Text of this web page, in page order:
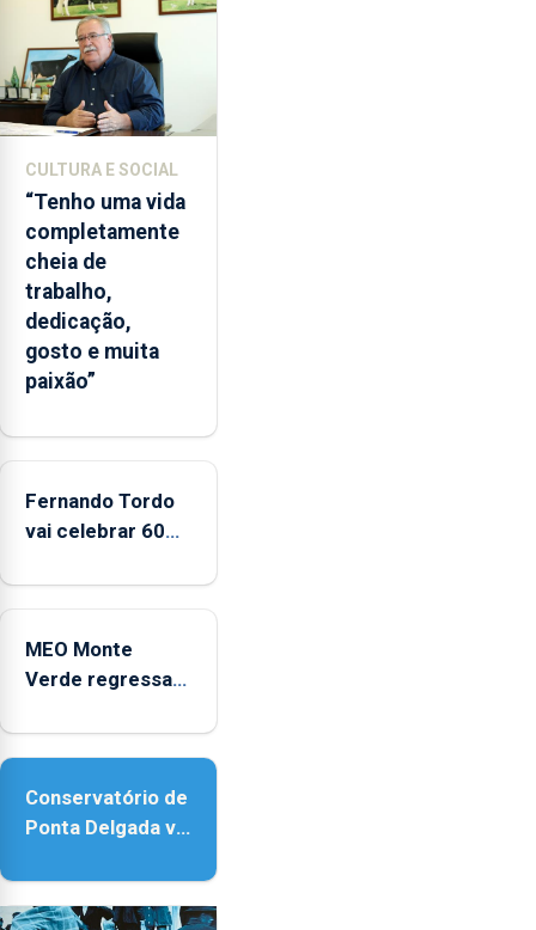
lapas
2022
e
2026.
ilha
das
Flores
apresenta
um
“decréscimo
significativo”
da
entre
e
2025
CULTURA E SOCIAL
“Tenho uma vida
completamente
cheia de
trabalho,
dedicação,
gosto e muita
paixão”
Fernando Tordo
vai celebrar 60
no Coliseu
MEO Monte
Verde regressa
acessibilidade
Conservatório de
Ponta Delgada vai
novos
instrumentos